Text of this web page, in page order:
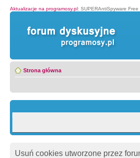
Aktualizacje na programosy.pl: SUPERAntiSpyware Free
Strona główna
Usuń cookies utworzone przez